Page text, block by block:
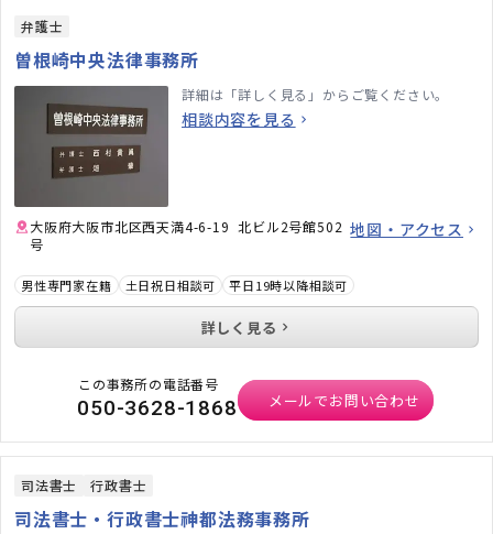
弁護士
曽根崎中央法律事務所
詳細は「詳しく見る」からご覧ください。
相談内容を見る
大阪府大阪市北区西天満4-6-19 北ビル2号館502
号
地図・アクセス
男性専門家在籍 土日祝日相談可 平日19時以降相談可
詳しく見る
この事務所の電話番号
050-3628-1868 メールでお問い合わせ
司法書士 行政書士
司法書士・行政書士神都法務事務所